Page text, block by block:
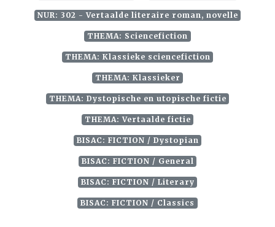
NUR: 302 - Vertaalde literaire roman, novelle
THEMA: Sciencefiction
THEMA: Klassieke sciencefiction
THEMA: Klassieker
THEMA: Dystopische en utopische fictie
THEMA: Vertaalde fictie
BISAC: FICTION / Dystopian
BISAC: FICTION / General
BISAC: FICTION / Literary
BISAC: FICTION / Classics